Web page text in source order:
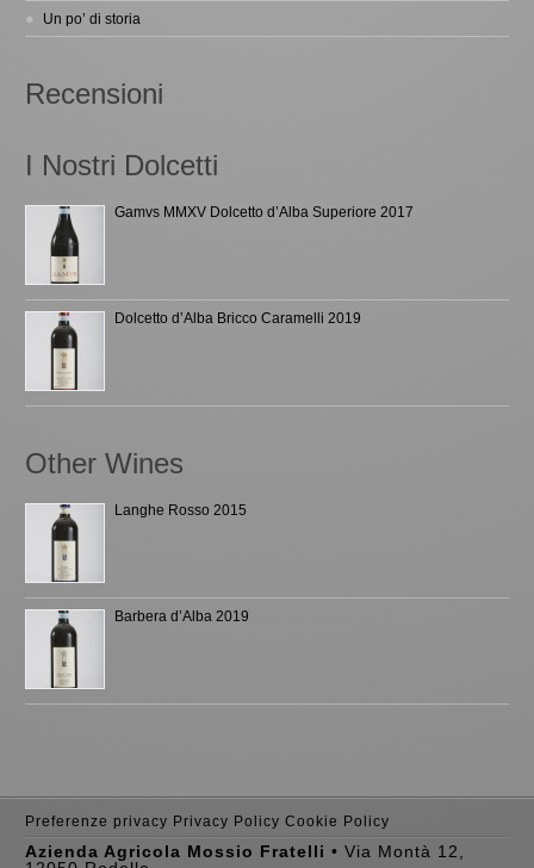
Un po’ di storia
Recensioni
I Nostri Dolcetti
Gamvs MMXV Dolcetto d’Alba Superiore 2017
Dolcetto d’Alba Bricco Caramelli 2019
Other Wines
Langhe Rosso 2015
Barbera d’Alba 2019
Preferenze privacy Privacy Policy Cookie Policy
Azienda Agricola Mossio Fratelli • Via Montà 12,